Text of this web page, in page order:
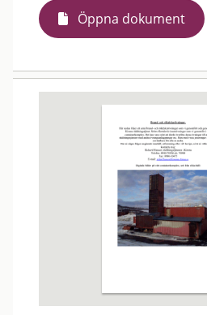
Öppna dokument